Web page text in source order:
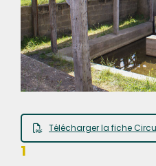
Télécharger la fiche Circuit
1